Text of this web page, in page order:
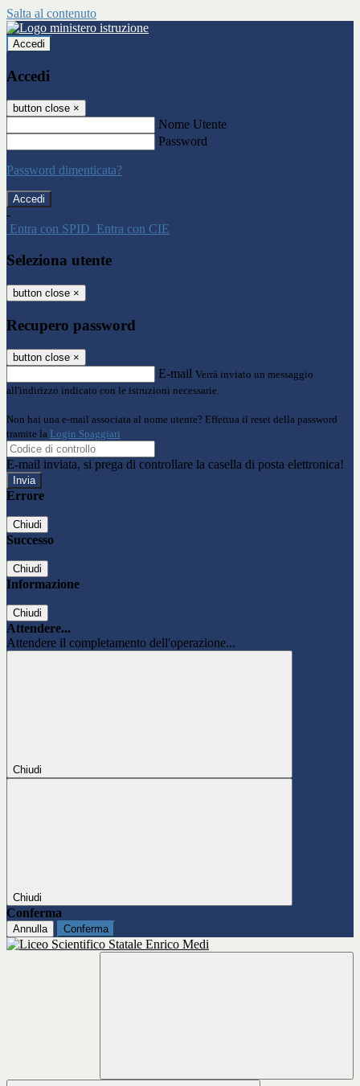
Salta al contenuto
Accedi
Accedi
button close ×
Nome Utente
Password
Password dimenticata?
-
Entra con SPID Entra con CIE
Seleziona utente
button close ×
Recupero password
button close ×
E-mail Verrà inviato un messaggio
all'indirizzo indicato con le istruzioni necessarie.
Non hai una e-mail associata al nome utente? Effettua il reset della password
tramite la Login Spaggiari
E-mail inviata, si prega di controllare la casella di posta elettronica!
Errore
Chiudi
Successo
Chiudi
Informazione
Chiudi
Attendere...
Attendere il completamento dell'operazione...
Chiudi
Chiudi
Conferma
Annulla Conferma